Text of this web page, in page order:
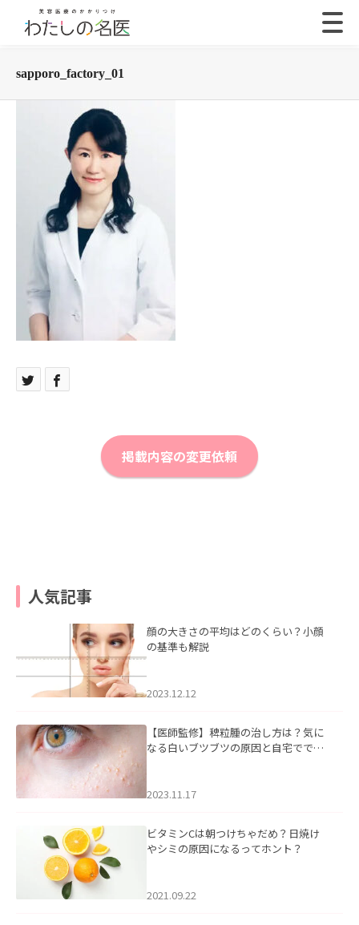
sapporo_factory_01
掲載内容の変更依頼
人気記事
顔の大きさの平均はどのくらい？小顔
の基準も解説
2023.12.12
【医師監修】稗粒腫の治し方は？気に
なる白いブツブツの原因と自宅ででき
2023.11.17
ビタミンCは朝つけちゃだめ？日焼け
やシミの原因になるってホント？
2021.09.22